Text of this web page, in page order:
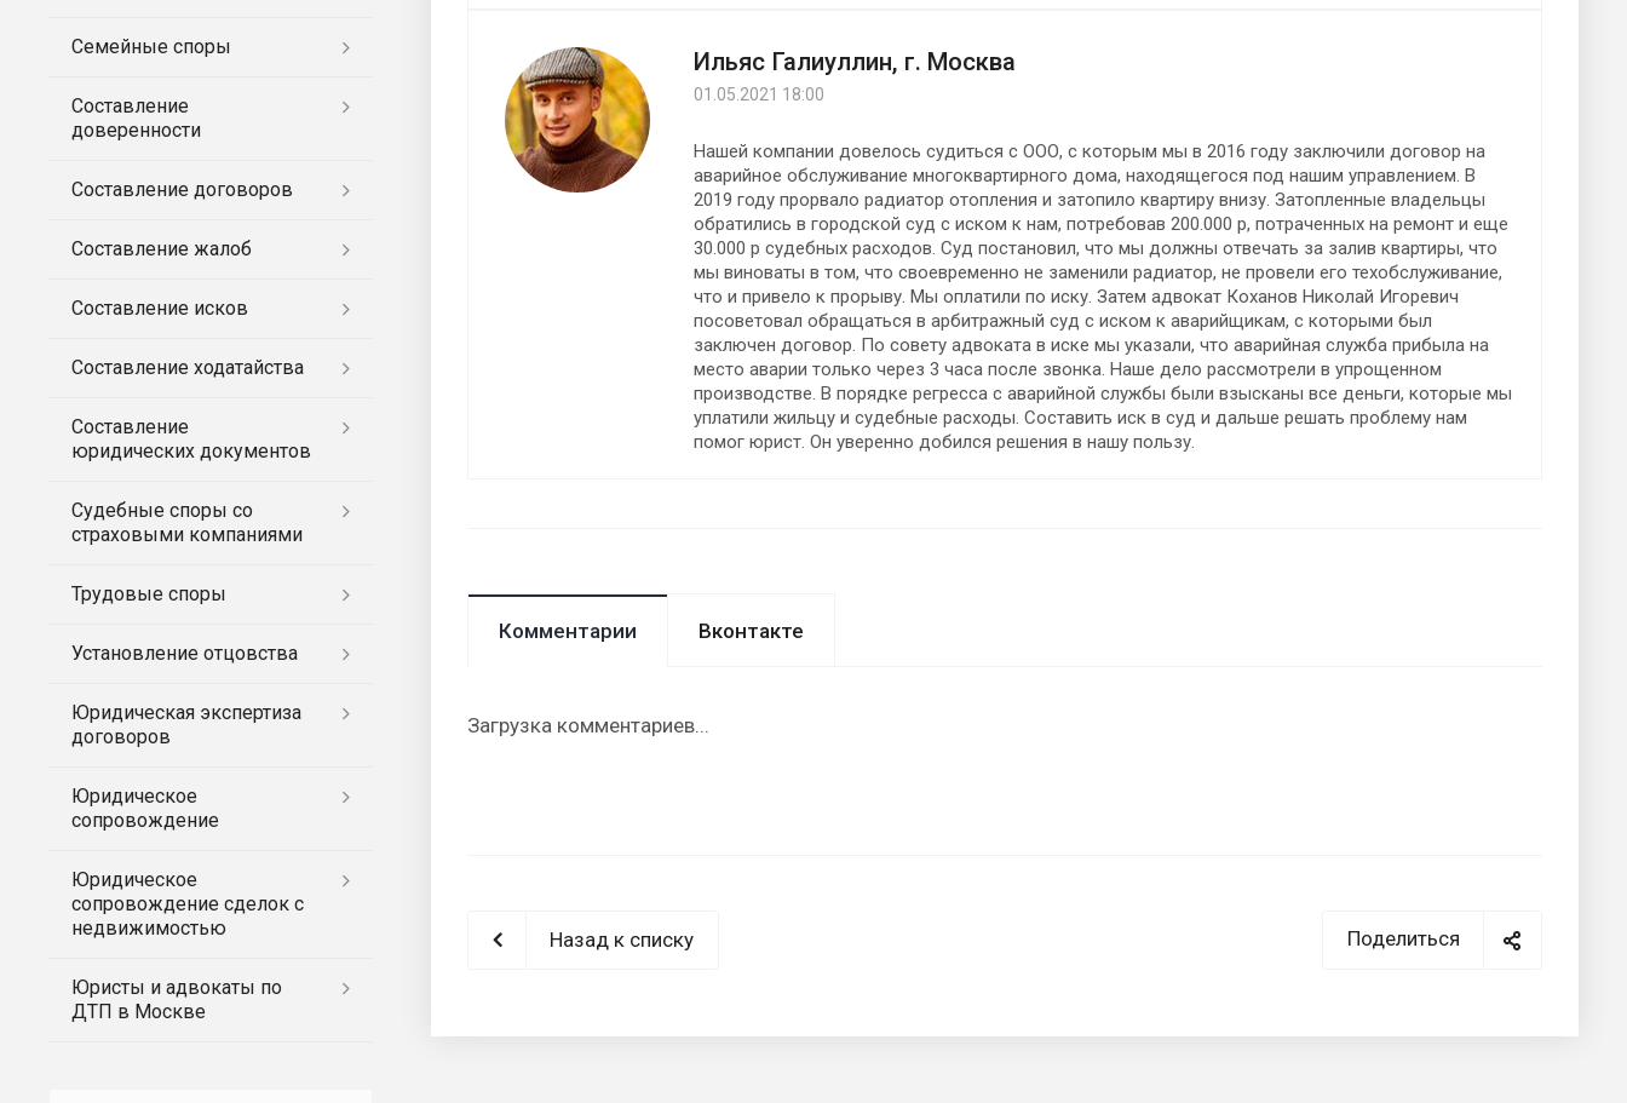
Ильяс Галиуллин, г. Москва
01.05.2021 18:00
Нашей компании довелось судиться с ООО, с которым мы в 2016 году заключили договор на
аварийное обслуживание многоквартирного дома, находящегося под нашим управлением. В
2019 году прорвало радиатор отопления и затопило квартиру внизу. Затопленные владельцы
обратились в городской суд с иском к нам, потребовав 200.000 р, потраченных на ремонт и еще
30.000 р судебных расходов. Суд постановил, что мы должны отвечать за залив квартиры, что
мы виноваты в том, что своевременно не заменили радиатор, не провели его техобслуживание,
что и привело к прорыву. Мы оплатили по иску. Затем адвокат Коханов Николай Игоревич
посоветовал обращаться в арбитражный суд с иском к аварийщикам, с которыми был
заключен договор. По совету адвоката в иске мы указали, что аварийная служба прибыла на
место аварии только через 3 часа после звонка. Наше дело рассмотрели в упрощенном
производстве. В порядке регресса с аварийной службы были взысканы все деньги, которые мы
уплатили жильцу и судебные расходы. Составить иск в суд и дальше решать проблему нам
помог юрист. Он уверенно добился решения в нашу пользу.
Комментарии Вконтакте
Загрузка комментариев...
Поделиться
Назад к списку
Семейные споры
Составление
доверенности
Составление договоров
Составление жалоб
Составление исков
Составление ходатайства
Составление
юридических документов
Судебные споры со
страховыми компаниями
Трудовые споры
Установление отцовства
Юридическая экспертиза
договоров
Юридическое
сопровождение
Юридическое
сопровождение сделок с
недвижимостью
Юристы и адвокаты по
ДТП в Москве